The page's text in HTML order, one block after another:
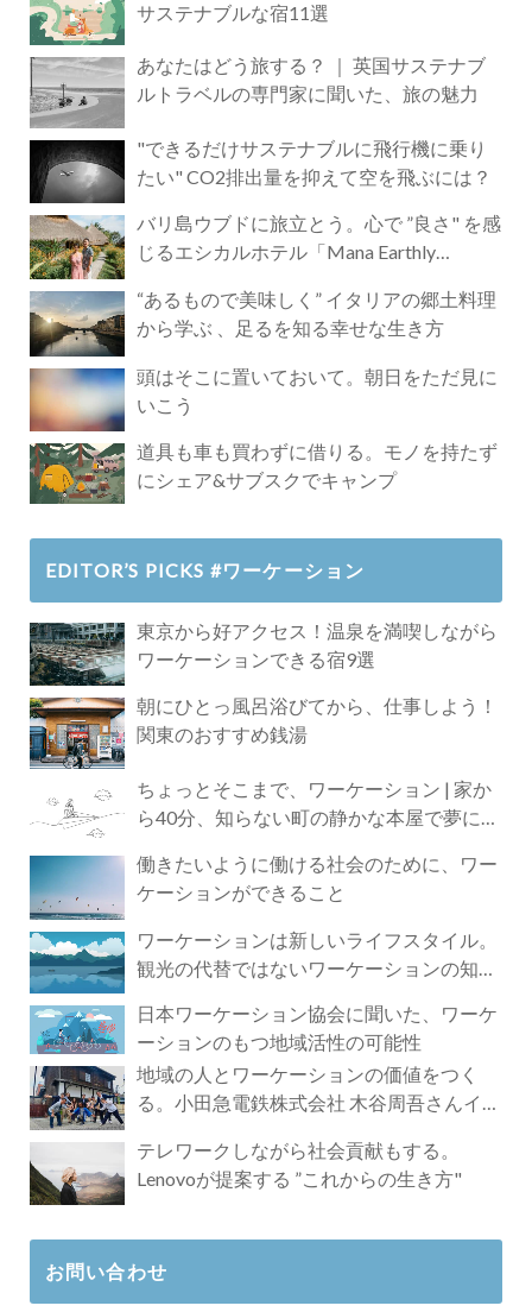
サステナブルな宿11選
あなたはどう旅する？ ｜ 英国サステナブ
ルトラベルの専門家に聞いた、旅の魅力
"できるだけサステナブルに飛行機に乗り
たい" CO2排出量を抑えて空を飛ぶには？
バリ島ウブドに旅立とう。心で ”良さ" を感
じるエシカルホテル「Mana Earthly
“あるもので美味しく” イタリアの郷土料理
から学ぶ 、足るを知る幸せな生き方
頭はそこに置いておいて。朝日をただ見に
いこう
道具も車も買わずに借りる。モノを持たず
にシェア&サブスクでキャンプ
EDITOR’S PICKS #ワーケーション
東京から好アクセス！温泉を満喫しながら
ワーケーションできる宿9選
朝にひとっ風呂浴びてから、仕事しよう！
関東のおすすめ銭湯
ちょっとそこまで、ワーケーション | 家か
ら40分、知らない町の静かな本屋で夢に近
働きたいように働ける社会のために、ワー
ケーションができること
ワーケーションは新しいライフスタイル。
観光の代替ではないワーケーションの知ら
日本ワーケーション協会に聞いた、ワーケ
ーションのもつ地域活性の可能性
地域の人とワーケーションの価値をつく
る。小田急電鉄株式会社 木谷周吾さんイン
テレワークしながら社会貢献もする。
Lenovoが提案する ”これからの生き方"
お問い合わせ